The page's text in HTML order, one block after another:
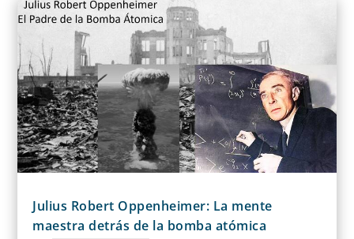
Julius Robert Oppenheimer: La mente
maestra detrás de la bomba atómica